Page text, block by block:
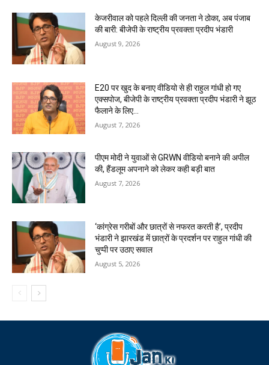
केजरीवाल को पहले दिल्ली की जनता ने ठोका, अब पंजाब
की बारी: बीजेपी के राष्ट्रीय प्रवक्ता प्रदीप भंडारी
August 9, 2026
E20 पर खुद के बनाए वीडियो से ही राहुल गांधी हो गए
एक्सपोज, बीजेपी के राष्ट्रीय प्रवक्ता प्रदीप भंडारी ने झूठ
फैलाने के लिए...
August 7, 2026
पीएम मोदी ने युवाओं से GRWN वीडियो बनाने की अपील
की, हैंडलूम अपनाने को लेकर कही बड़ी बात
August 7, 2026
‘कांग्रेस गरीबों और छात्रों से नफरत करती है’, प्रदीप
भंडारी ने झारखंड में छात्रों के प्रदर्शन पर राहुल गांधी की
चुप्पी पर उठाए सवाल
August 5, 2026